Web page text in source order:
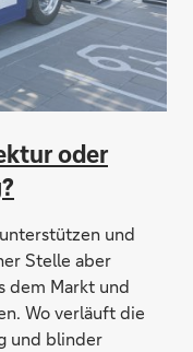
oder
und
Stelle aber
dem Markt und
Wo verläuft die
und blinder